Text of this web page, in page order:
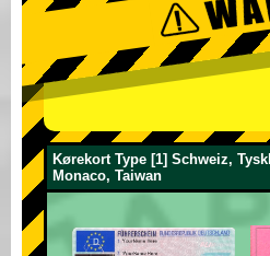
Kørekort Type [1] Schweiz,
Monaco, Taiwan